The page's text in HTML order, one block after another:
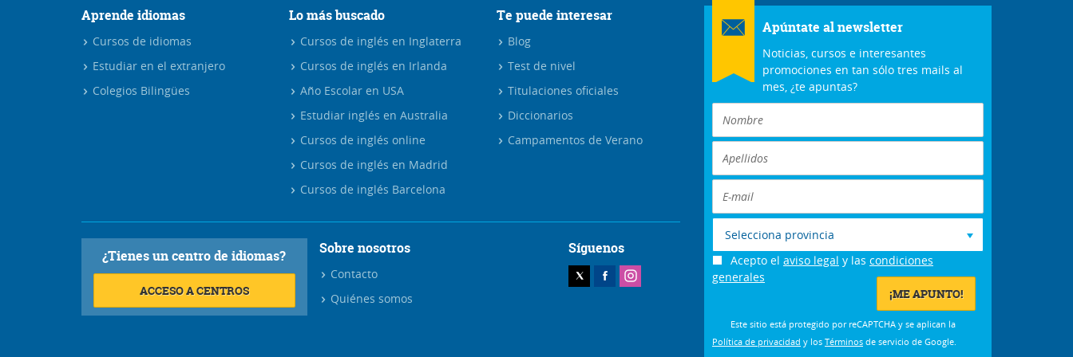
Aprende idiomas
Cursos de idiomas
Estudiar en el extranjero
Colegios Bilingües
Lo más buscado
Cursos de inglés en Inglaterra
Cursos de inglés en Irlanda
Año Escolar en USA
Estudiar inglés en Australia
Cursos de inglés online
Cursos de inglés en Madrid
Cursos de inglés Barcelona
Te puede interesar
Blog
Test de nivel
Titulaciones oficiales
Diccionarios
Campamentos de Verano
¿Tienes un centro de idiomas?
ACCESO A CENTROS
Sobre nosotros
Contacto
Quiénes somos
Síguenos
Apúntate al newsletter
Noticias, cursos e interesantes
promociones en tan sólo tres mails al
mes, ¿te apuntas?
Selecciona provincia
Acepto el aviso legal y las condiciones
generales
Este sitio está protegido por reCAPTCHA y se aplican la
Política de privacidad y los Términos de servicio de Google.